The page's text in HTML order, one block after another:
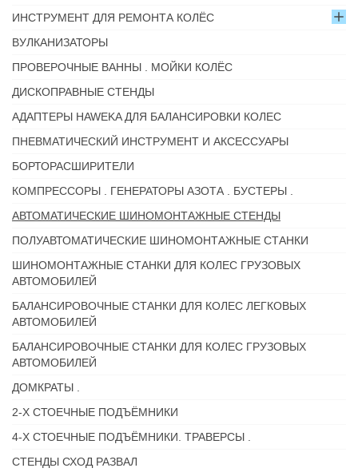
ИНСТРУМЕНТ ДЛЯ РЕМОНТА КОЛЁС
ВУЛКАНИЗАТОРЫ
ПРОВЕРОЧНЫЕ ВАННЫ . МОЙКИ КОЛЁС
ДИСКОПРАВНЫЕ СТЕНДЫ
АДАПТЕРЫ HAWEKA ДЛЯ БАЛАНСИРОВКИ КОЛЕС
ПНЕВМАТИЧЕСКИЙ ИНСТРУМЕНТ И АКСЕССУАРЫ
БОРТОРАСШИРИТЕЛИ
КОМПРЕССОРЫ . ГЕНЕРАТОРЫ АЗОТА . БУСТЕРЫ .
АВТОМАТИЧЕСКИЕ ШИНОМОНТАЖНЫЕ СТЕНДЫ
ПОЛУАВТОМАТИЧЕСКИЕ ШИНОМОНТАЖНЫЕ СТАНКИ
ШИНОМОНТАЖНЫЕ СТАНКИ ДЛЯ КОЛЕС ГРУЗОВЫХ
АВТОМОБИЛЕЙ
БАЛАНСИРОВОЧНЫЕ СТАНКИ ДЛЯ КОЛЕС ЛЕГКОВЫХ
АВТОМОБИЛЕЙ
БАЛАНСИРОВОЧНЫЕ СТАНКИ ДЛЯ КОЛЕС ГРУЗОВЫХ
АВТОМОБИЛЕЙ
ДОМКРАТЫ .
2-Х СТОЕЧНЫЕ ПОДЪЁМНИКИ
4-Х СТОЕЧНЫЕ ПОДЪЁМНИКИ. ТРАВЕРСЫ .
СТЕНДЫ СХОД РАЗВАЛ